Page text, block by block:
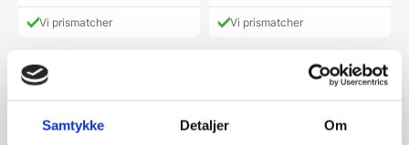
Samtykke Detaljer Om
Vi prismatcher Vi prismatcher
Kundetilfredshed